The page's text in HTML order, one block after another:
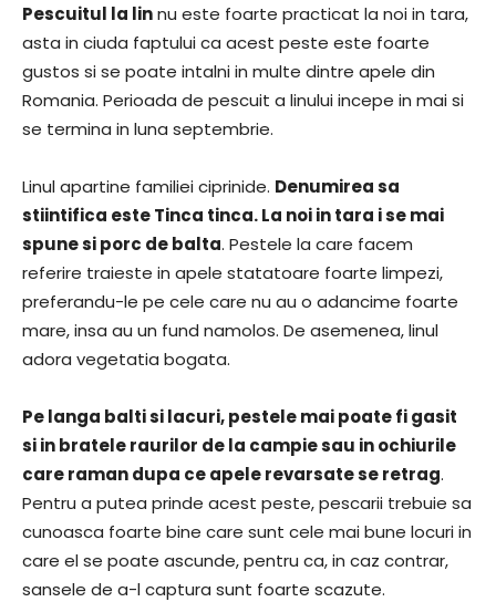
Pescuitul la linnu este foarte practicat la noi in tara,
asta in ciuda faptului ca acest peste este foarte
gustos si se poate intalni in multe dintre apele din
Romania. Perioada de pescuit a linului incepe in mai si
se termina in luna septembrie.
Linul apartine familiei ciprinide. Denumirea sa
stiintifica este Tinca tinca. La noi in tara i se mai
spune si porc de balta. Pestele la care facem
referire traieste in apele statatoare foarte limpezi,
preferandu-le pe cele care nu au o adancime foarte
mare, insa au un fund namolos. De asemenea, linul
adora vegetatia bogata.
Pe langa balti si lacuri, pestele mai poate fi gasit
si in bratele raurilor de la campie sau in ochiurile
care raman dupa ce apele revarsate se retrag.
Pentru a putea prinde acest peste, pescarii trebuie sa
cunoasca foarte bine care sunt cele mai bune locuri in
care el se poate ascunde, pentru ca, in caz contrar,
sansele de a-l captura sunt foarte scazute.